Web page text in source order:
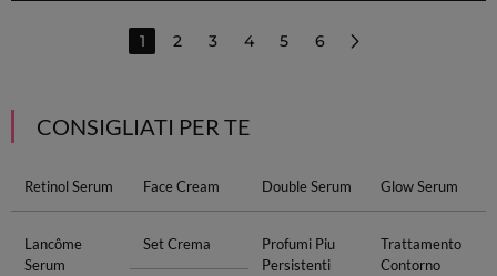
1 2 3 4 5 6
CONSIGLIATI PER TE
Retinol Serum Face Cream Double Serum Glow Serum
Lancôme
Serum
Set Crema
Profumi Piu
Persistenti
Trattamento
Contorno